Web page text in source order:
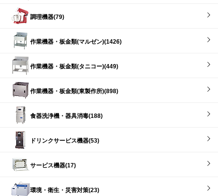
調理機器(79)
作業機器・板金類(マルゼン)(1426)
作業機器・板金類(タニコー)(449)
作業機器・板金類(東製作所)(898)
食器洗浄機・器具消毒(188)
ドリンクサービス機器(53)
サービス機器(17)
環境・衛生・災害対策(23)